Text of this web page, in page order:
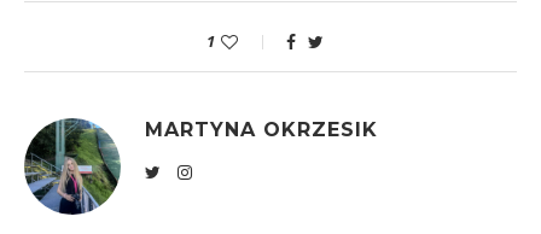
1
MARTYNA OKRZESIK